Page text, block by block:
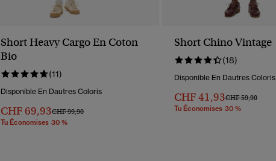
Short Heavy Cargo En Coton
Bio
(11)
Disponible En Dautres Coloris
CHF 69,93Prix Réduit De
CHF 99,90À
Tu Économises 30 %
Short Chino Vintage
(18)
Disponible En Dautres Coloris
CHF 41,93Prix Réduit De
CHF 59,90À
Tu Économises 30 %